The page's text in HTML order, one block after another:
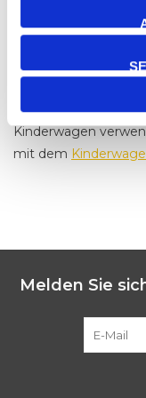
Ihre Geldbörse!
Maximale Belastung
für Kinder ab 1
Kinderwagen
mit dem
Melden Sie